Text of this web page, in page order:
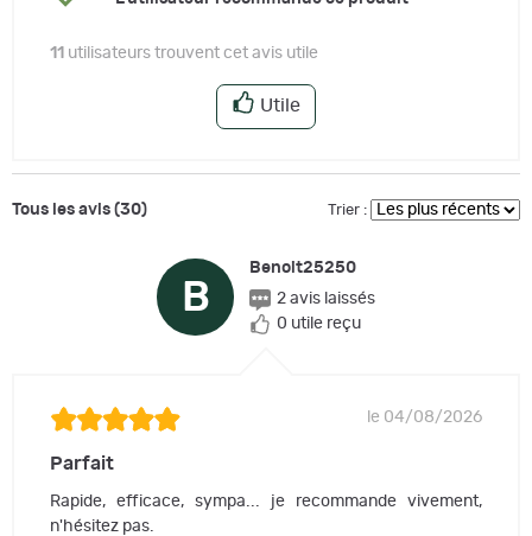
11 utilisateurs trouvent cet avis utile
Utile
Tous les avis (30) Trier :
B
Benoit25250
2 avis laissés
0 utile reçu
le 04/08/2026
Parfait
Rapide, efficace, sympa... je recommande vivement,
n'hésitez pas.